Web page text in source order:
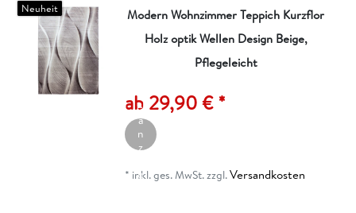
Neuheit
Modern Wohnzimmer Teppich Kurzflor
Holz optik Wellen Design Beige,
Pflegeleicht
ab 29,90 € *
ik
el
a
n
z
g
* inkl. ges. MwSt.zzgl.Versandkosten